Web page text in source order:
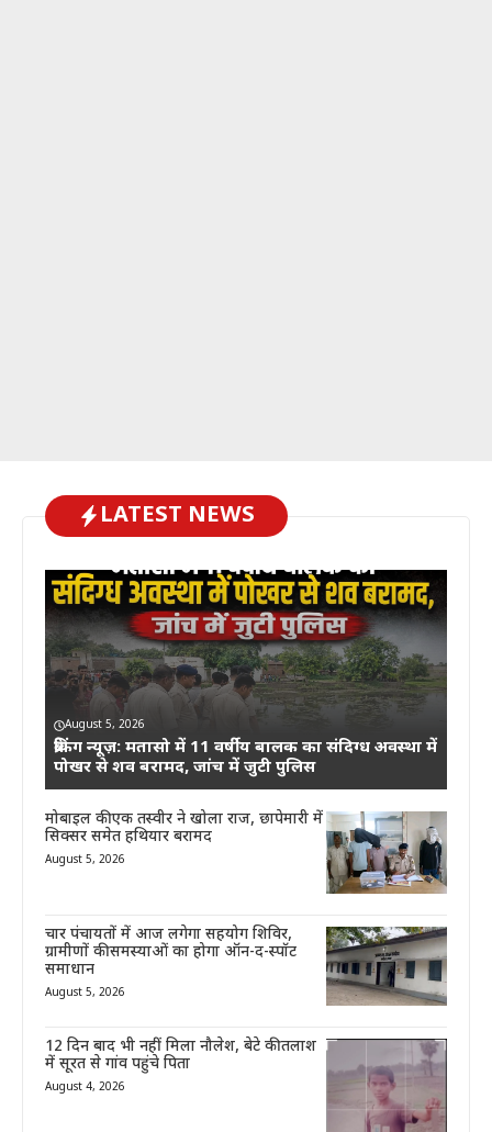
LATEST NEWS
August 5, 2026
ब्रेकिंग न्यूज़: मतासो में 11 वर्षीय बालक का संदिग्ध अवस्था में
पोखर से शव बरामद, जांच में जुटी पुलिस
मोबाइल की एक तस्वीर ने खोला राज, छापेमारी में
सिक्सर समेत हथियार बरामद
August 5, 2026
चार पंचायतों में आज लगेगा सहयोग शिविर,
ग्रामीणों की समस्याओं का होगा ऑन-द-स्पॉट
समाधान
August 5, 2026
12 दिन बाद भी नहीं मिला नौलेश, बेटे की तलाश
में सूरत से गांव पहुंचे पिता
August 4, 2026